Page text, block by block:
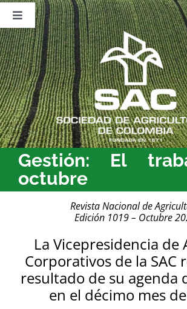
Saltar
contenido
Toggle
Navigation
Nosotros
Publicaciones
Sala de Prensa
Eventos
Gestión: El
octubre
Revista Nacional de
Edición 1019 – Octubre
La Vicepresidencia de
Corporativos de la SAC
resultado de su agenda
en el décimo mes